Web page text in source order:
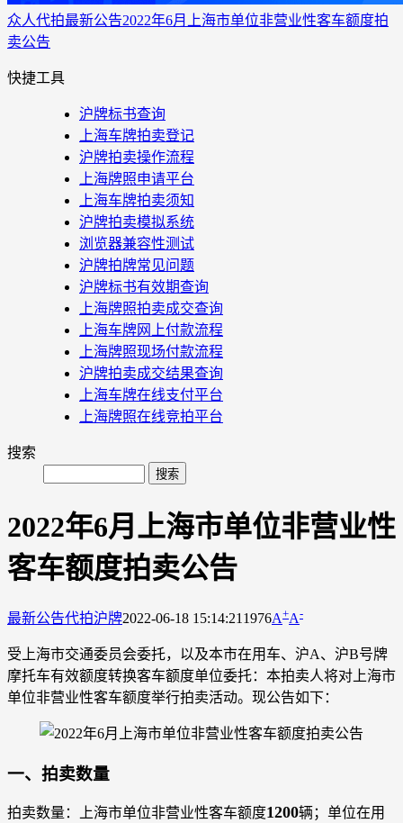
众人代拍最新公告2022年6月上海市单位非营业性客车额度拍
卖公告
快捷工具
沪牌标书查询
上海车牌拍卖登记
沪牌拍卖操作流程
上海牌照申请平台
上海车牌拍卖须知
沪牌拍卖模拟系统
浏览器兼容性测试
沪牌拍牌常见问题
沪牌标书有效期查询
上海牌照拍卖成交查询
上海车牌网上付款流程
上海牌照现场付款流程
沪牌拍卖成交结果查询
上海车牌在线支付平台
上海牌照在线竞拍平台
搜索
2022年6月上海市单位非营业性
客车额度拍卖公告
最新公告代拍沪牌2022-06-18 15:14:21 1976A+A-
受上海市交通委员会委托，以及本市在用车、沪A、沪B号牌
摩托车有效额度转换客车额度单位委托：本拍卖人将对上海市
单位非营业性客车额度举行拍卖活动。现公告如下：
一、拍卖数量
拍卖数量：上海市单位非营业性客车额度1200辆；单位在用